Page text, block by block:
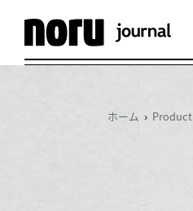
ホーム › Product